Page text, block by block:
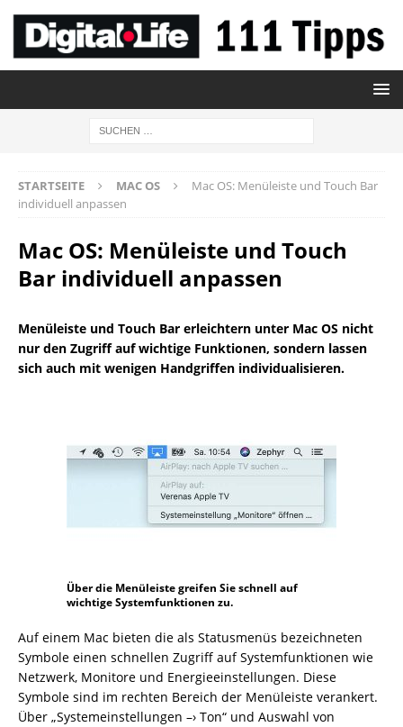
STARTSEITE MAC OS
Mac OS: Menüleiste und Touch Bar
individuell anpassen
Mac OS: Menüleiste und Touch
Bar individuell anpassen
Menüleiste und Touch Bar erleichtern unter Mac OS nicht
nur den Zugriff auf wichtige Funktionen, sondern lassen
sich auch mit wenigen Handgriffen individualisieren.
Über die Menüleiste greifen Sie schnell auf
wichtige Systemfunktionen zu.
Auf einem Mac bieten die als Statusmenüs bezeichneten
Symbole einen schnellen Zugriff auf Systemfunktionen wie
Netzwerk, Monitore und Energieeinstellungen. Diese
Symbole sind im rechten Bereich der Menüleiste verankert.
Über „Systemeinstellungen –› Ton“ und Auswahl von